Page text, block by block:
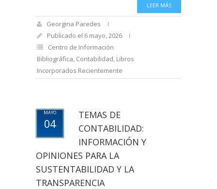
LEER MÁS
Georgina Paredes
Publicado el 6 mayo, 2026
Centro de Información
Bibliográfica, Contabilidad, Libros
Incorporados Recientemente
MAYO
04
TEMAS DE
CONTABILIDAD:
INFORMACIÓN Y
OPINIONES PARA LA
SUSTENTABILIDAD Y LA
TRANSPARENCIA